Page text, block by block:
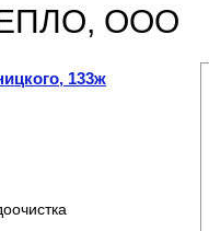
ООО
133ж